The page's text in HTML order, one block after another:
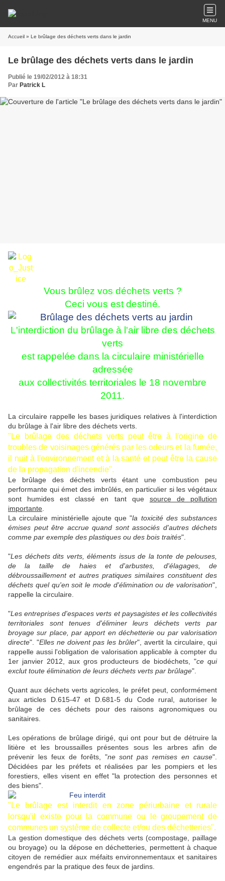
MENU
Accueil » Le brûlage des déchets verts dans le jardin
Le brûlage des déchets verts dans le jardin
Publié le 19/02/2012 à 18:31
Par Patrick L
Vous brûlez vos déchets verts ?
Ceci vous est destiné.
L'interdiction du brûlage à l'air libre des déchets
verts
est rappelée dans la circulaire ministérielle
adressée
aux collectivités territoriales le 18 novembre
2011.
La circulaire rappelle les bases juridiques relatives à l'interdiction
du brûlage à l'air libre des déchets verts.
"Le brûlage des déchets verts peut être à l'origine de
troubles de voisinages générés par les odeurs et la fumée,
il nuit à l'environnement et à la santé et peut être la cause
de la propagation d'incendie".
Le brûlage des déchets verts étant une combustion peu
performante qui émet des imbrûlés, en particulier si les végétaux
sont humides est classé en tant que source de pollution
importante
La circulaire ministérielle ajoute que "la toxicité des substances
émises peut être accrue quand sont associés d'autres déchets
comme par exemple des plastiques ou des bois traités".
"Les déchets dits verts, éléments issus de la tonte de pelouses,
de la taille de haies et d'arbustes, d'élagages, de
débroussaillement et autres pratiques similaires constituent des
déchets quel qu'en soit le mode d'élimination ou de valorisation",
rappelle la circulaire.
"Les entreprises d'espaces verts et paysagistes et les collectivités
territoriales sont tenues d'éliminer leurs déchets verts par
broyage sur place, par apport en déchetterie ou par valorisation
directe". "Elles ne doivent pas les brûler", avertit la circulaire, qui
rappelle aussi l'obligation de valorisation applicable à compter du
1er janvier 2012, aux gros producteurs de biodéchets, "ce qui
exclut toute élimination de leurs déchets verts par brûlage".
Quant aux déchets verts agricoles, le préfet peut, conformément
aux articles D.615-47 et D.681-5 du Code rural, autoriser le
brûlage de ces déchets pour des raisons agronomiques ou
sanitaires.
Les opérations de brûlage dirigé, qui ont pour but de détruire la
litière et les broussailles présentes sous les arbres afin de
prévenir les feux de forêts, "ne sont pas remises en cause".
Décidées par les préfets et réalisées par les pompiers et les
forestiers, elles visent en effet "la protection des personnes et
des biens".
" Le brûlage est interdit en zone périurbaine et rurale
lorsqu'il existe pour la commune ou le groupement de
communes un système de collecte et/ou des déchetteries".
La gestion domestique des déchets verts (compostage, paillage
ou broyage) ou la dépose en déchetteries, permettent à chaque
citoyen de remédier aux méfaits environnementaux et sanitaires
engendrés par la pratique des feux de jardins.